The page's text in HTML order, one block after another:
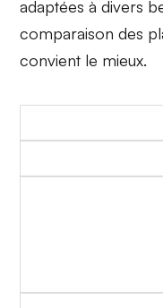
adaptées à divers
comparaison des
convient le mieux.